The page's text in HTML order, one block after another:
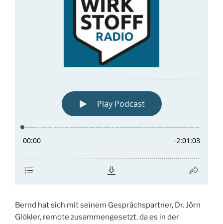
Bernd hat sich mit seinem Gesprächspartner, Dr. Jörn
Glökler, remote zusammengesetzt, da es in der